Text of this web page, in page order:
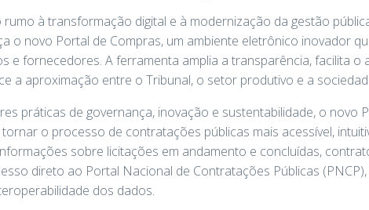
rumo à transformação digital e à modernização da gestão
o novo Portal de Compras, um ambiente eletrônico inovador
e fornecedores. A ferramenta amplia a transparência, facilita o
a aproximação entre o Tribunal, o setor produtivo e a
práticas de governança, inovação e sustentabilidade, o novo
o processo de contratações públicas mais acessível,
sobre licitações em andamento e concluídas,
direto ao Portal Nacional de Contratações Públicas
dos dados.